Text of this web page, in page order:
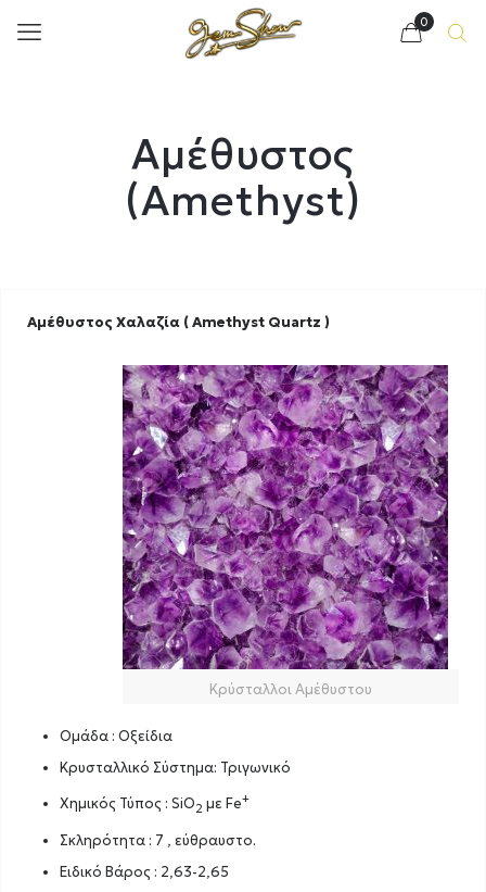
0
Αμέθυστος
(Amethyst)
Αμέθυστος Χαλαζία ( Amethyst Quartz )
Κρύσταλλοι Αμέθυστου
Ομάδα : Οξείδια
Κρυσταλλικό Σύστημα: Τριγωνικό
Χημικός Τύπος : SiO2 με Fe+
Σκληρότητα : 7 , εύθραυστο.
Ειδικό Βάρος : 2,63-2,65